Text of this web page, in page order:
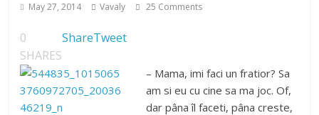
May 27, 2014 Vavaly 25 Comments
0
SHARES
ShareTweet
– Mama, imi faci un fratior? Sa
am si eu cu cine sa ma joc. Of,
dar pâna îl faceti, pâna creste,